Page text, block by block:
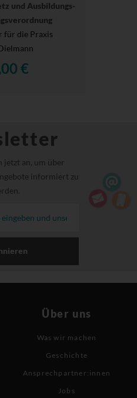
und Ausbildungs-
für die Praxis
€
jetzt an, um über
informiert zu
Über uns
Was wir machen
Geschichte
Ansprechpartner:innen
Jobs